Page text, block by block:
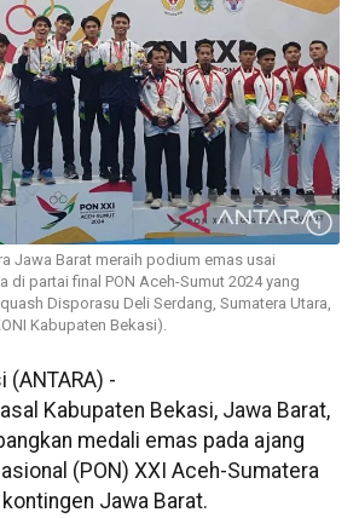
Jawa Barat meraih podium emas usai
di partai final PON Aceh-Sumut 2024 yang
Disporasu Deli Serdang, Sumatera Utara,
Kabupaten Bekasi).
(ANTARA) -
Kabupaten Bekasi, Jawa Barat,
medali emas pada ajang
(PON) XXI Aceh-Sumatera
Jawa Barat.